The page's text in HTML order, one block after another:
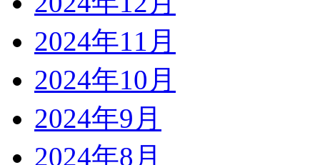
2024年11月
2024年10月
2024年9月
2024年8月